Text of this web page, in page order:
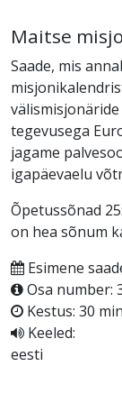
Maitse
Saade, mis
tegevusega
jagame
igapäevaelu
Õpetussõnad
on hea sõnum
Esimene
Osa number:
Kestus: 30 min
Keeled:
eesti